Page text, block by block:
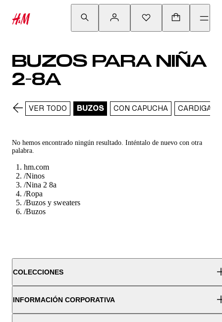
BUZOS PARA NIÑA
2-8A
VER TODO BUZOS CON CAPUCHA CARDIGANS
No hemos encontrado ningún resultado. Inténtalo de nuevo con otra
palabra.
hm.com
/Ninos
/Nina 2 8a
/Ropa
/Buzos y sweaters
/Buzos
COLECCIONES
INFORMACIÓN CORPORATIVA